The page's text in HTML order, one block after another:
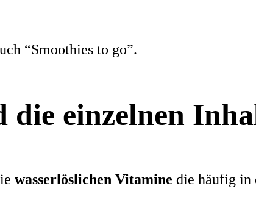
“Smoothies to go”.
die einzelnen
wasserlöslichen Vitamine die häufig in